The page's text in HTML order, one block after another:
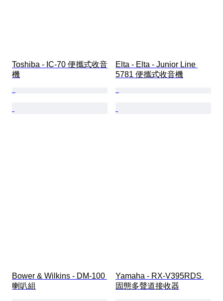
Toshiba - IC-70 便攜式收音
機
Elta - Elta - Junior Line
5781 便攜式收音機
Bower & Wilkins - DM-100
喇叭組
Yamaha - RX-V395RDS
固態多聲道接收器